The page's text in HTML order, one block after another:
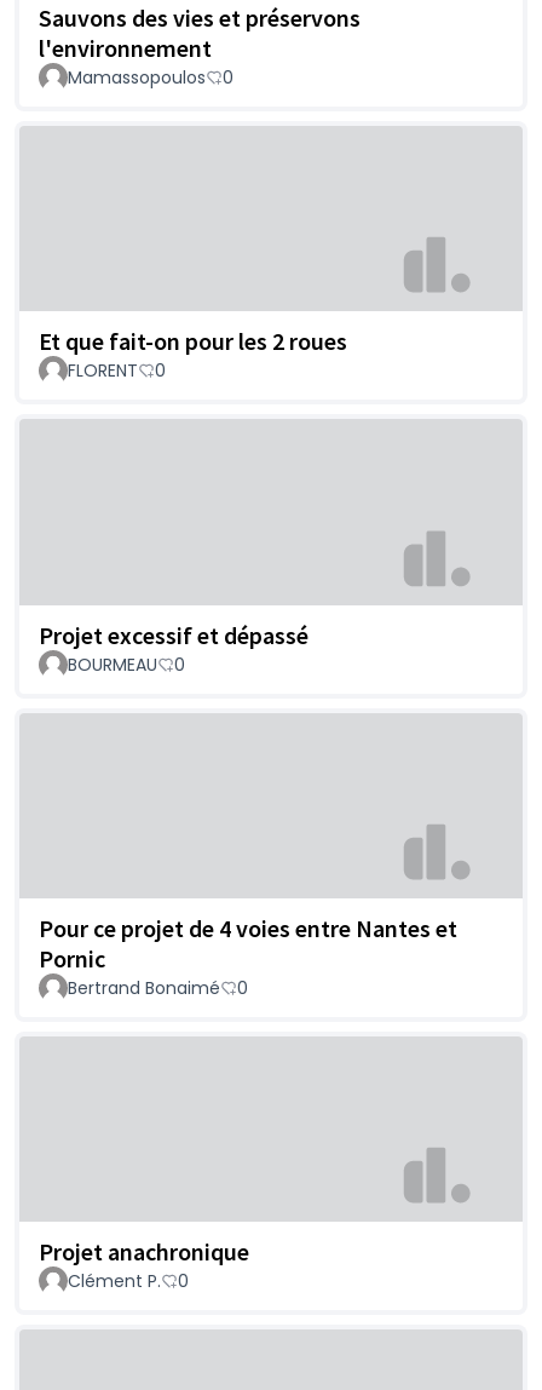
Sauvons des vies et préservons
l'environnement
Mamassopoulos 0
Et que fait-on pour les 2 roues
FLORENT 0
Projet excessif et dépassé
BOURMEAU 0
Pour ce projet de 4 voies entre Nantes et
Pornic
Bertrand Bonaimé 0
Projet anachronique
Clément P. 0